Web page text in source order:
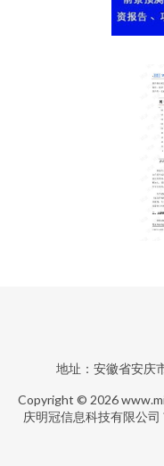
地址：安徽省安庆
Copyright © 2026
庆明冠信息科技有限公司